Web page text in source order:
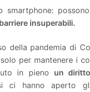
smartphone:
barriere insuperabili.
della pandemia di
per mantenere i
in pieno un
ci hanno aperto